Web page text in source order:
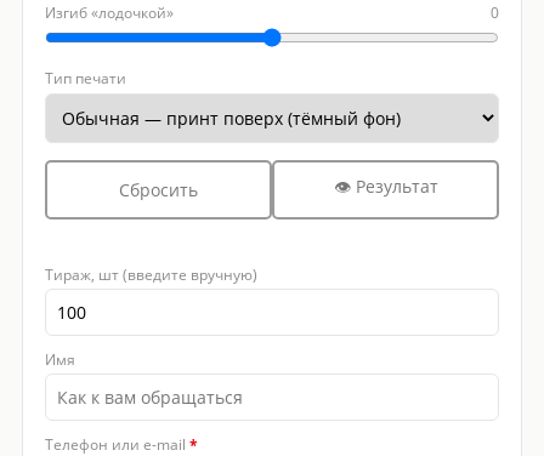
Изгиб «лодочкой» 0
Тип печати
Сбросить 👁 Результат
Тираж, шт (введите вручную)
Имя
Телефон или e-mail *